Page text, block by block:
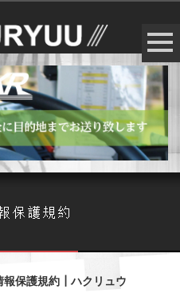
報保護規約┃ハクリュウ